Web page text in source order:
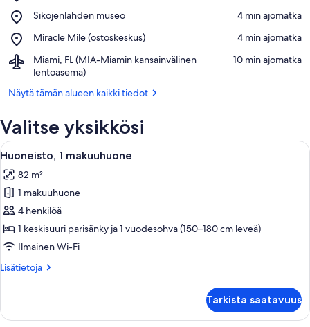
Ocho
Sikojenlahden museo
Place,
museo
‪4 min ajomatka‬
Miracle Mile (ostoskeskus)
Place,
Mile
(ostoskeskus)
‪4 min ajomatka‬
Miami, FL (MIA-Miamin kansainvälinen
lentoasema)
Airport,
Miami,
(MIA-
kansainvälinen
lentoasema)
‪10 min ajomatka‬
Näytä tämän alueen kaikki tiedot
Valitse yksikkösi
Avaa
kaikki
huonetyypin
Huoneisto,
1
makuuhuone
kuvat
13
Huoneisto, 1 makuuhuone
82 m²
1 makuuhuone
4 henkilöä
1 keskisuuri parisänky ja 1 vuodesohva (150–180 cm leveä)
Ilmainen Wi-Fi
Lisätietoja
Lisätietoja
makuuhuone
Tarkista saatavuus